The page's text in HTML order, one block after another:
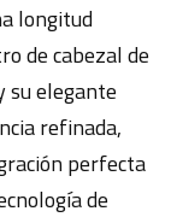
longitud
de cabezal de
su elegante
refinada,
perfecta
de